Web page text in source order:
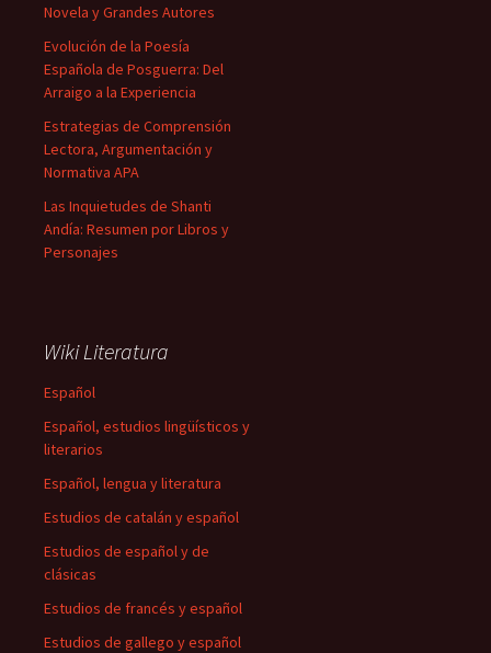
Novela y Grandes Autores
Evolución de la Poesía
Española de Posguerra: Del
Arraigo a la Experiencia
Estrategias de Comprensión
Lectora, Argumentación y
Normativa APA
Las Inquietudes de Shanti
Andía: Resumen por Libros y
Personajes
Wiki Literatura
Español
Español, estudios lingüísticos y
literarios
Español, lengua y literatura
Estudios de catalán y español
Estudios de español y de
clásicas
Estudios de francés y español
Estudios de gallego y español